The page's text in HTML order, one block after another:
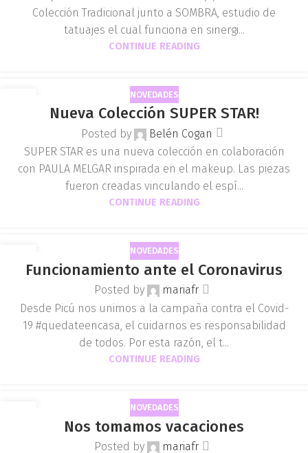
Colección Tradicional junto a SOMBRA, estudio de
tatuajes el cual funciona en sinergi...
CONTINUE READING
NOVEDADES
Nueva Colección SUPER STAR!
Posted by
Belén Cogan
SUPER STAR es una nueva colección en colaboración
con PAULA MELGAR inspirada en el makeup. Las piezas
fueron creadas vinculando el espí...
CONTINUE READING
NOVEDADES
Funcionamiento ante el Coronavirus
Posted by
mariafr
Desde Picú nos unimos a la campaña contra el Covid-
19 #quedateencasa, el cuidarnos es responsabilidad
de todos. Por esta razón, el t...
CONTINUE READING
NOVEDADES
Nos tomamos vacaciones
Posted by mariafr